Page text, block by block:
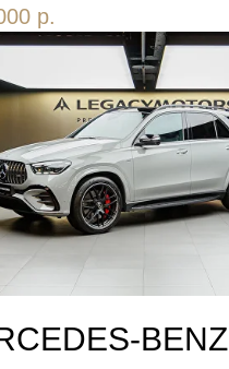
р.
BENZ